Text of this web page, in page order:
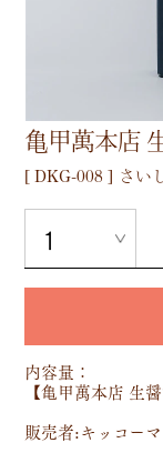
亀甲萬本店
[ DKG-008] さい
内容量：
【亀甲萬本店 生
販売者:キッコー